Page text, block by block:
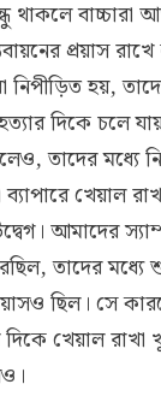
বাচ্চারা
প্রয়াস রাখে
নিপীড়িত হয়,
দিকে চলে
তাদের মধ্যে
খেয়াল
আমাদের
তাদের মধ্যে
ছিল। সে
দিকে খেয়াল